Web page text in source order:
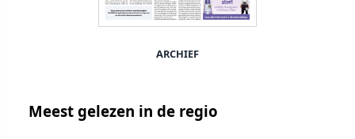
ARCHIEF
Meest gelezen in de regio